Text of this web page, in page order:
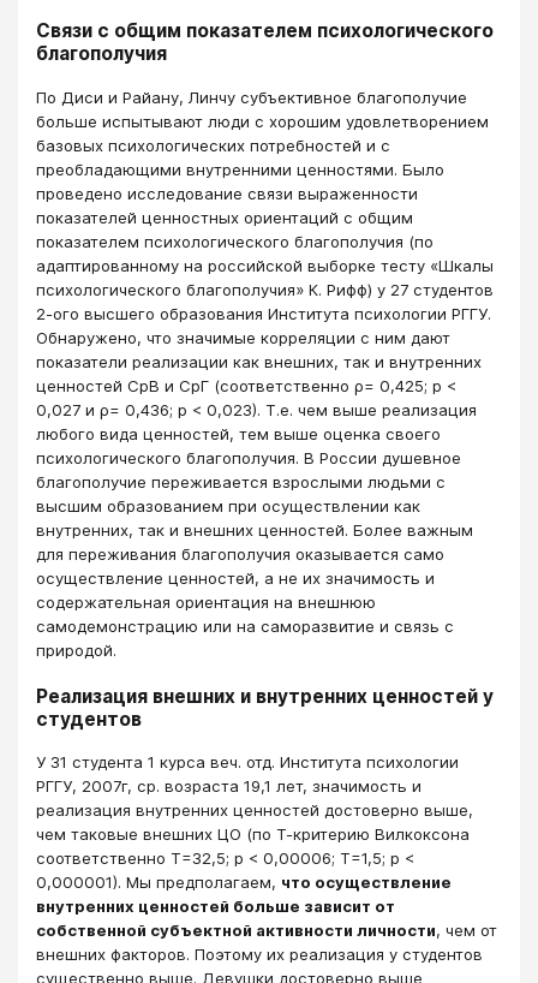
Связи с общим показателем психологического
благополучия
По Диси и Райану, Линчу субъективное благополучие
больше испытывают люди с хорошим удовлетворением
базовых психологических потребностей и с
преобладающими внутренними ценностями. Было
проведено исследование связи выраженности
показателей ценностных ориентаций с общим
показателем психологического благополучия (по
адаптированному на российской выборке тесту «Шкалы
психологического благополучия» К. Рифф) у 27 студентов
2-ого высшего образования Института психологии РГГУ.
Обнаружено, что значимые корреляции с ним дают
показатели реализации как внешних, так и внутренних
ценностей СрВ и СрГ (соответственно ρ= 0,425; р <
0,027 и ρ= 0,436; р < 0,023). Т.е. чем выше реализация
любого вида ценностей, тем выше оценка своего
психологического благополучия. В России душевное
благополучие переживается взрослыми людьми с
высшим образованием при осуществлении как
внутренних, так и внешних ценностей. Более важным
для переживания благополучия оказывается само
осуществление ценностей, а не их значимость и
содержательная ориентация на внешнюю
самодемонстрацию или на саморазвитие и связь с
природой.
Реализация внешних и внутренних ценностей у
студентов
У 31 студента 1 курса веч. отд. Института психологии
РГГУ, 2007г, ср. возраста 19,1 лет, значимость и
реализация внутренних ценностей достоверно выше,
чем таковые внешних ЦО (по Т-критерию Вилкоксона
соответственно Т=32,5; р < 0,00006; Т=1,5; р <
0,000001). Мы предполагаем, что осуществление
внутренних ценностей больше зависит от
собственной субъектной активности личности, чем от
внешних факторов. Поэтому их реализация у студентов
существенно выше. Девушки достоверно выше